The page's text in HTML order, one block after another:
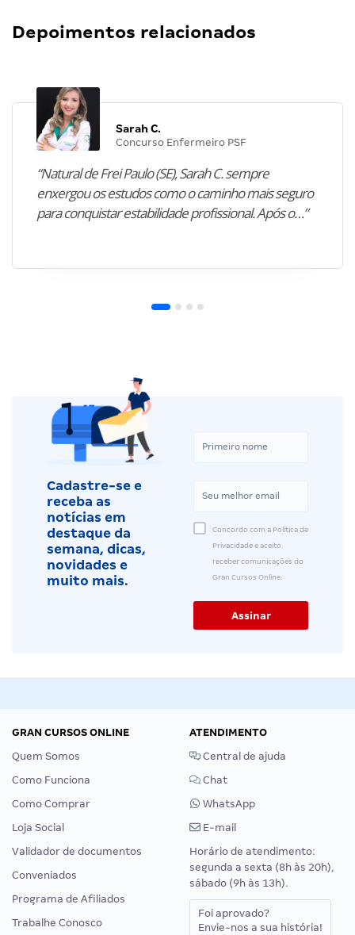
Depoimentos relacionados
Sarah C.
Concurso Enfermeiro PSF
“Natural de Frei Paulo (SE), Sarah C. sempre
enxergou os estudos como o caminho mais seguro
para conquistar estabilidade profissional. Após o…”
Cadastre-se e
receba as
notícias em
destaque da
semana, dicas,
novidades e
muito mais.
Concordo com a Política de
Privacidade e aceito
receber comunicações do
Gran Cursos Online.
GRAN CURSOS ONLINE
Quem Somos
Como Funciona
Como Comprar
Loja Social
Validador de documentos
Conveniados
Programa de Afiliados
Trabalhe Conosco
ATENDIMENTO
Central de ajuda
Chat
WhatsApp
E-mail
Horário de atendimento:
segunda a sexta (8h às 20h),
sábado (9h às 13h).
Foi aprovado?
Envie-nos a sua história!